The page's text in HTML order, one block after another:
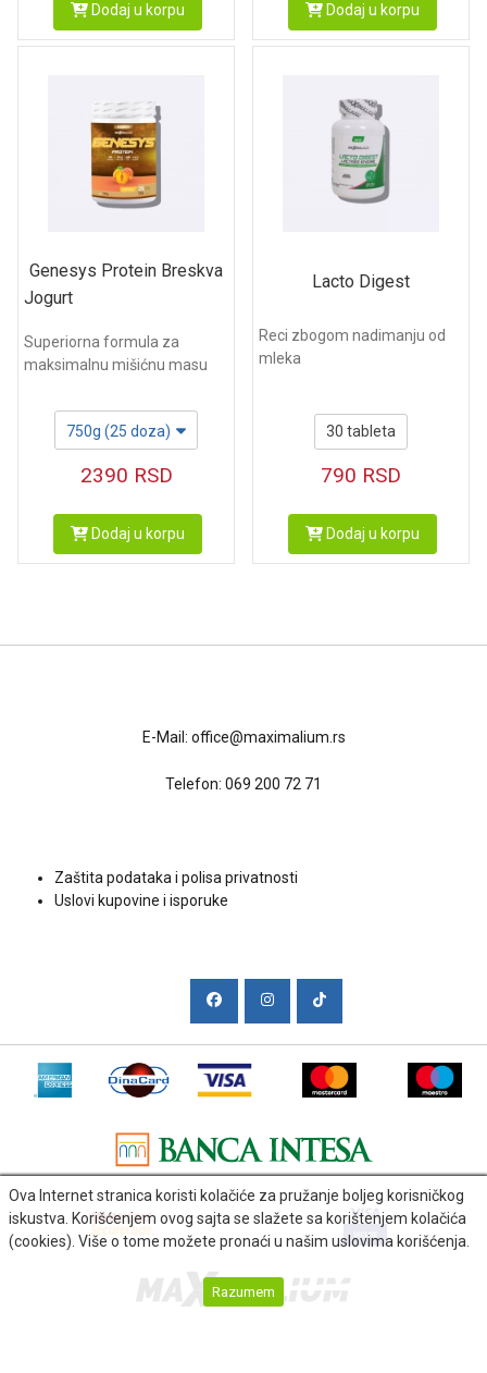
Dodaj u korpu Dodaj u korpu
Genesys Protein Breskva
Jogurt
Superiorna formula za
maksimalnu mišićnu masu
750g (25 doza)
2390 RSD
Dodaj u korpu
Lacto Digest
Reci zbogom nadimanju od
mleka
30 tableta
790 RSD
Dodaj u korpu
E-Mail: office@maximalium.rs
Telefon: 069 200 72 71
Zaštita podataka i polisa privatnosti
Uslovi kupovine i isporuke
Ova Internet stranica koristi kolačiće za pružanje boljeg korisničkog
iskustva. Korišćenjem ovog sajta se slažete sa korištenjem kolačića
(cookies). Više o tome možete pronaći u našim uslovima korišćenja.
Razumem